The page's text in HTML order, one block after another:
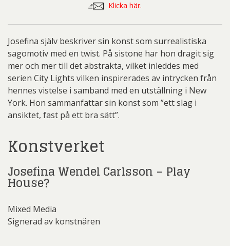
Klicka här.
Josefina själv beskriver sin konst som surrealistiska
sagomotiv med en twist. På sistone har hon dragit sig
mer och mer till det abstrakta, vilket inleddes med
serien City Lights vilken inspirerades av intrycken från
hennes vistelse i samband med en utställning i New
York. Hon sammanfattar sin konst som ”ett slag i
ansiktet, fast på ett bra sätt”.
Konstverket
Josefina Wendel Carlsson – Play
House?
Mixed Media
Signerad av konstnären